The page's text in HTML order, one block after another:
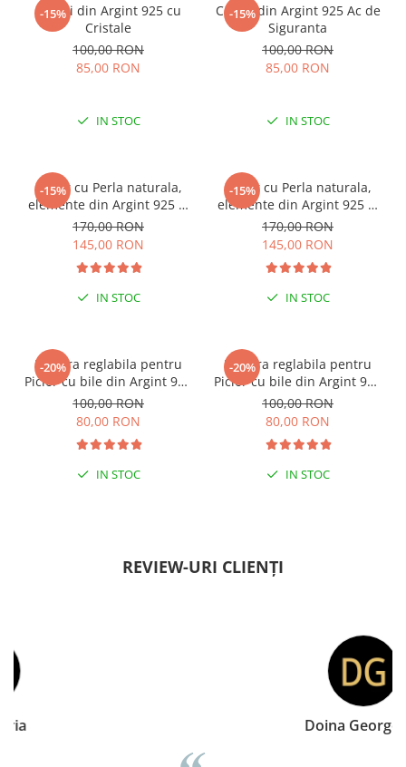
-15%
Cercei din Argint 925 cu
Cristale
100,00 RON
85,00 RON
IN STOC
-15%
Cercei din Argint 925 Ac de
Siguranta
100,00 RON
85,00 RON
IN STOC
-15%
Colier cu Perla naturala,
elemente din Argint 925 si
margele Miyuki, multicolor
170,00 RON
145,00 RON
IN STOC
-15%
Colier cu Perla naturala,
elemente din Argint 925 si
margele Miyuki, verde/kiwi
170,00 RON
145,00 RON
IN STOC
-20%
Bratara reglabila pentru
Picior cu bile din Argint 925
si margele Miyuki rosii
100,00 RON
80,00 RON
IN STOC
-20%
Bratara reglabila pentru
Picior cu bile din Argint 925
si margele Miyuki verzi
100,00 RON
80,00 RON
IN STOC
REVIEW-URI CLIENȚI